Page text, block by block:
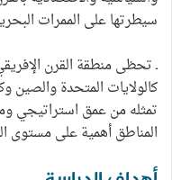
سيطرتها على الممرات
ـ تحظى منطقة القرن
كالولايات المتحدة والصين
تمثله من عمق استراتيجي
المناطق أهمية على مستوى